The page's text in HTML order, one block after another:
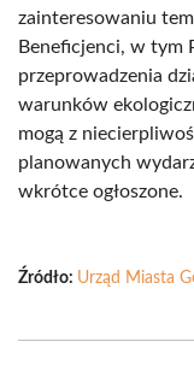
zainteresowaniu
Beneficjenci, w tym
przeprowadzenia
warunków
mogą z
planowanych
wkrótce ogłoszone.
Źródło: Urząd Miasta